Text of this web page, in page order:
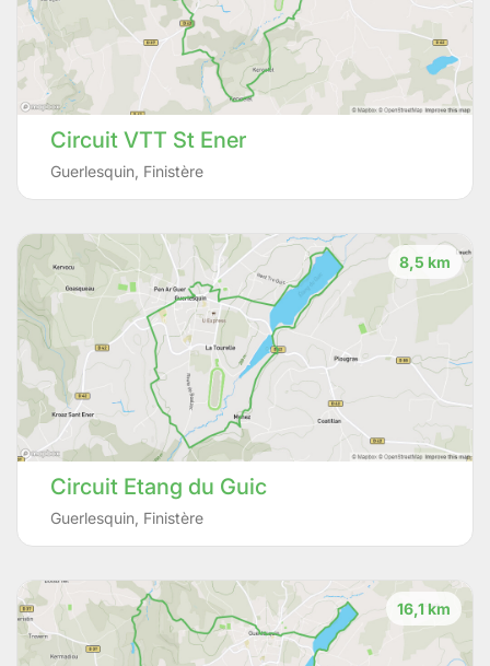
Circuit VTT St Ener
Guerlesquin Finistère
8,5 km
Circuit Etang du Guic
Guerlesquin Finistère
16,1 km